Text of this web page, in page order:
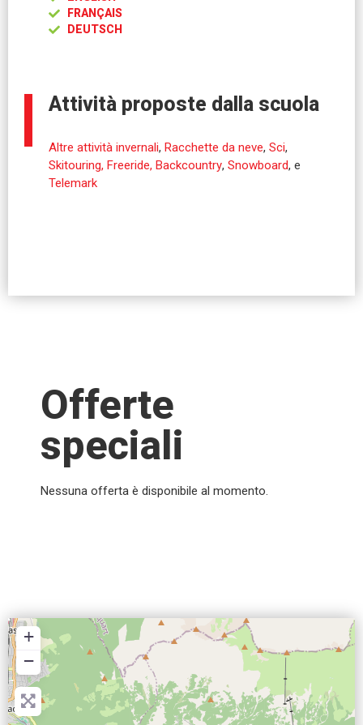
FRANÇAIS
DEUTSCH
Attività proposte dalla scuola
Altre attività invernali, Racchette da neve, Sci,
Skitouring, Freeride, Backcountry, Snowboard, e
Telemark
Offerte
speciali
Nessuna offerta è disponibile al momento.
+
−